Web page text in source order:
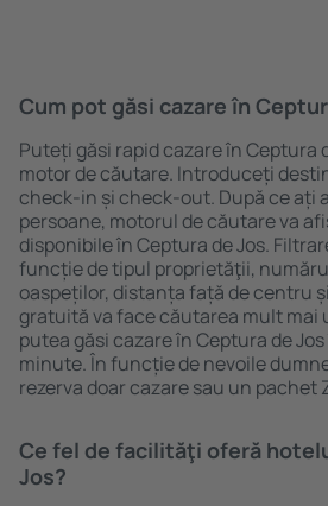
Cum pot găsi cazare în
Puteți găsi rapid cazare în Ceptura
motor de căutare. Introduceți
check-in și check-out. După ce ați
persoane, motorul de căutare va
disponibile în Ceptura de Jos.
funcție de tipul proprietăţii,
oaspeților, distanța față de centru
gratuită va face căutarea mult mai
putea găsi cazare în Ceptura de
minute. În funcție de nevoile
rezerva doar cazare sau un pachet
Ce fel de facilităţi oferă
Jos?